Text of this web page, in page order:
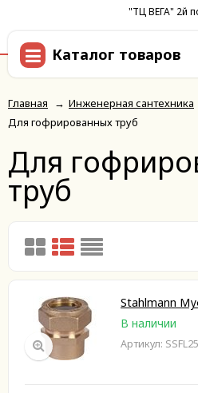
"ТЦ ВЕГА" 2й
Каталог товаров
Главная → Инженерная сантехника
Для гофрированных труб
Для
труб
Stahlmann
В наличии
Артикул: